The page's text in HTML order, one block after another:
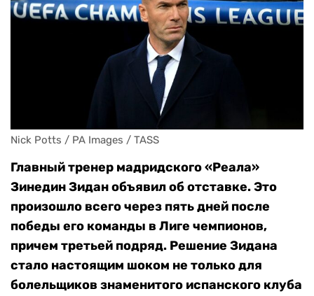
Nick Potts / PA Images / TASS
Главный тренер мадридского «Реала»
Зинедин Зидан объявил об отставке. Это
произошло всего через пять дней после
победы его команды в Лиге чемпионов,
причем третьей подряд. Решение Зидана
стало настоящим шоком не только для
болельщиков знаменитого испанского клуба